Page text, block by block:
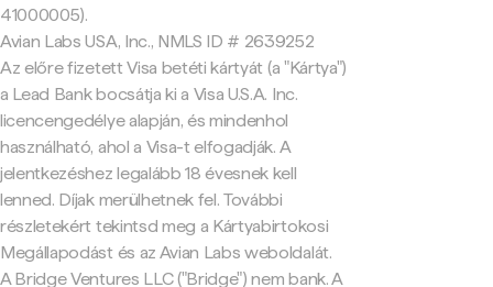
41000005).
Avian Labs USA, Inc., NMLS ID # 2639252
Az előre fizetett Visa betéti kártyát (a "Kártya")
a Lead Bank bocsátja ki a Visa U.S.A. Inc.
licencengedélye alapján, és mindenhol
használható, ahol a Visa-t elfogadják. A
jelentkezéshez legalább 18 évesnek kell
lenned. Díjak merülhetnek fel. További
részletekért tekintsd meg a Kártyabirtokosi
Megállapodást és az Avian Labs weboldalát.
A Bridge Ventures LLC ("Bridge") nem bank. A